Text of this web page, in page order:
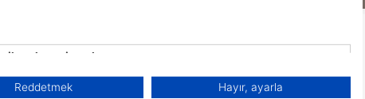
erişmek
Reddetmek Hayır, ayarla